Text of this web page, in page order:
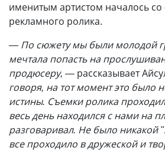
именитым артистом началось
рекламного ролика.
— По сюжету мы были молодой
мечтала попасть на
продюсеру, — рассказывает
говоря, на тот момент это было
истины. Съемки ролика
весь день находился с нами на
разговаривал. Не было никакой
все проходило в дружеской и